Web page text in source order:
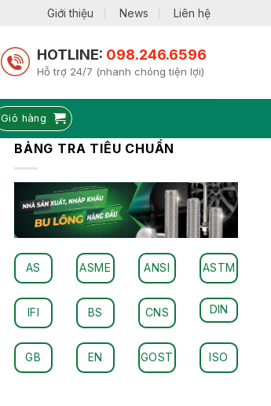
Giới thiệu News Liên hệ
HOTLINE: 098.246.6596
Hỗ trợ 24/7 (nhanh chóng tiện lợi)
Giỏ hàng
BẢNG TRA TIÊU CHUẨN
AS ASME ANSI ASTM
IFI BS CNS DIN
GB EN GOST ISO